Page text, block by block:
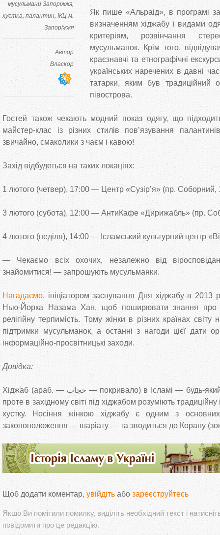
мусульмани Запоріжжя
хустка палантин ІКЦ м.
Запоріжжя
Автор
Власкор
Як пише «Альраід», в програмі
визначенням хіджабу і видами
критеріям, розвінчання
мусульманок. Крім того,
краєзнавчі та етнографічні
українських наречених в давні
татарки, яким був традиційний
півострова.
Гостей також чекають модний показ одягу, що
майстер-клас із різних стилів пов’язування
звичайно, смаколики з чаєм і кавою!
Захід відбудеться на таких локаціях:
1 лютого (четвер), 17:00 — Центр «Сузір’я» (пр. Соборний,
3 лютого (субота), 12:00 — АнтиКафе «Дирижабль» (пр.
4 лютого (неділя), 14:00 — Ісламський культурний центр
— Чекаємо всіх охочих, незалежно від
знайомитися! — запрошують мусульманки.
Нагадаємо, ініціатором заснування Дня хіджабу в 2013
Нью-Йорка Назама Хан, щоб поширювати знання про
релігійну терпимість. Тому жінки в різних країнах світу
підтримки мусульманок, а останні з нагоди цієї дати
інформаційно-просвітницькі заходи.
Довідка:
Хіджаб (араб. — حجاب — покривало) в Ісламі — будь-який одяг (від голови до ніг),
проте в західному світі під хіджабом розуміють
хустку. Носіння жінкою хіджабу є одним з
законоположення — шаріату — та зводиться до Корану
Щоб додати коментар, увійдіть або зареєструйтесь
Якшо Ви помітили помилку, виділіть необхідний текст і
повідомити про це редакцію.